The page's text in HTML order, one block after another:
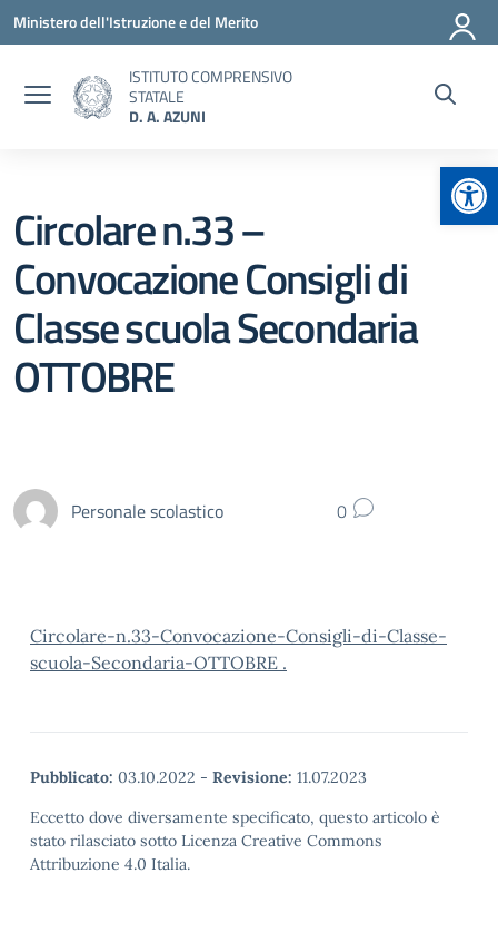
Vai ai contenuti
Vai al menu di navigazione
Vai al footer
Ministero dell'Istruzione e del Merito
ISTITUTO COMPRENSIVO
STATALE
D. A. AZUNI
Circolare n.33 –
Convocazione Consigli di
Classe scuola Secondaria
OTTOBRE
Personale scolastico 0
Circolare-n.33-Convocazione-Consigli-di-Classe-
scuola-Secondaria-OTTOBRE .
Pubblicato: 03.10.2022 - Revisione: 11.07.2023
Eccetto dove diversamente specificato, questo articolo è
stato rilasciato sotto Licenza Creative Commons
Attribuzione 4.0 Italia.